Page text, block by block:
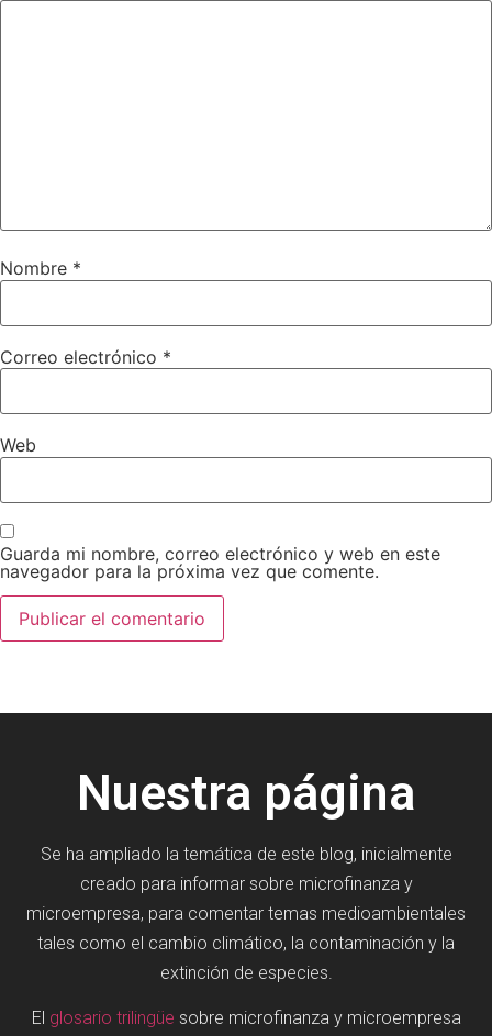
Nombre *
Correo electrónico *
Web
Guarda mi nombre, correo electrónico y web en este
navegador para la próxima vez que comente.
Nuestra página
Se ha ampliado la temática de este blog, inicialmente
creado para informar sobre microfinanza y
microempresa, para comentar temas medioambientales
tales como el cambio climático, la contaminación y la
extinción de especies.
El glosario trilingüe sobre microfinanza y microempresa